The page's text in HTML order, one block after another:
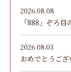
2026.08.08
「888」ぞろ目
2026.08.03
おめでとうご